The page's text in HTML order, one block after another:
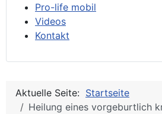
Pro-life mobil
Videos
Kontakt
Aktuelle Seite: Startseite
Heilung eines vorgeburtlich